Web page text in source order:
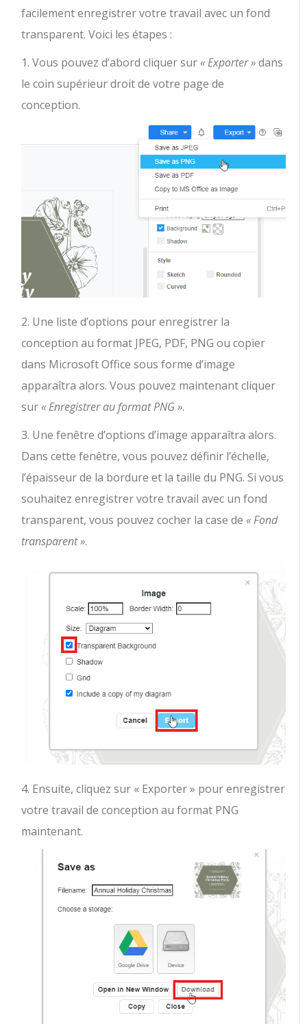
facilement enregistrer votre travail avec un fond
transparent. Voici les étapes :
1. Vous pouvez d’abord cliquer sur« Exporter »dans
le coin supérieur droit de votre page de
conception.
2. Une liste d’options pour enregistrer la
conception au format JPEG, PDF, PNG ou copier
dans Microsoft Office sous forme d’image
apparaîtra alors. Vous pouvez maintenant cliquer
sur« Enregistrer au format PNG ».
3. Une fenêtre d’options d’image apparaîtra alors.
Dans cette fenêtre, vous pouvez définir l’échelle,
l’épaisseur de la bordure et la taille du PNG. Si vous
souhaitez enregistrer votre travail avec un fond
transparent, vous pouvez cocher la case de« Fond
transparent ».
4. Ensuite, cliquez sur « Exporter » pour enregistrer
votre travail de conception au format PNG
maintenant.